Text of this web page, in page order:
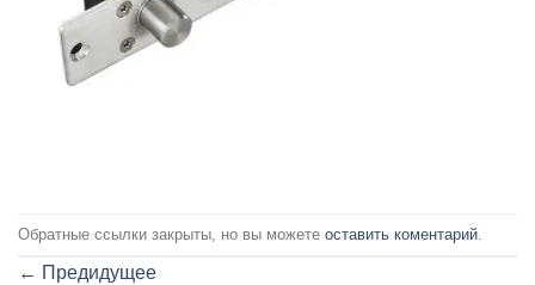
Обратные ссылки закрыты, но вы можете оставить коментарий
← Предидущее